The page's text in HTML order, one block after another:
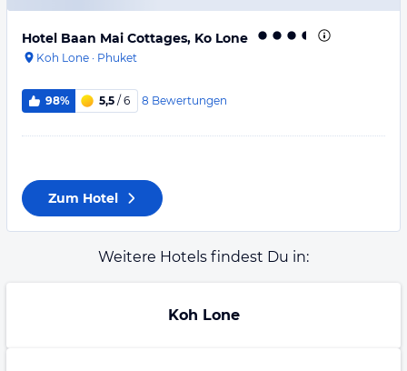
Hotel Baan Mai Cottages, Ko Lone
Koh Lone · Phuket
98% 5,5 / 6 8 Bewertungen
Zum Hotel
Weitere Hotels findest Du in:
Koh Lone